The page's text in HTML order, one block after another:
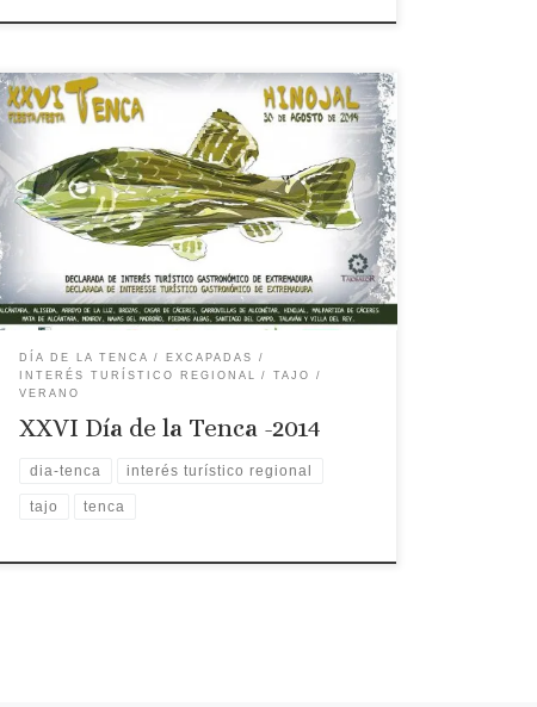
Fecha: 30 de agosto de 2014 Lugar: Hinojal Ruta
recomendada: Ruta de la Torta del Casar El
tiempo:
DÍA DE LA TENCA
EXCAPADAS
INTERÉS TURÍSTICO REGIONAL
TAJO
VERANO
XXVI Día de la Tenca -2014
dia-tenca interés turístico regional
tajo tenca